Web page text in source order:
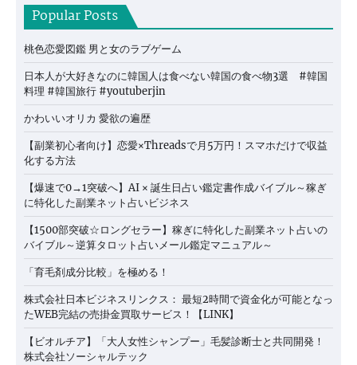
Popular Posts
桃色恋愛図鑑 男と女のラブゲーム
日本人が大好きなのに韓国人は食べない韓国の食べ物3選 #韓国
料理 #韓国旅行 #youtuberjin
かわいいオリカ 愛欲の遍歴
【副業初心者向け】恋愛×Threadsで月5万円！スマホだけで収益
化する方法
【爆速で0→1突破へ】AI × 誕生日占い鑑定書作成バイブル～稼ぎ
に特化した副業ネット占いビジネス
【1500部突破☆ロングセラー】稼ぎに特化した副業ネット占いの
バイブル～逆算タロット占いメール鑑定マニュアル～
「育毛剤成分比較」を極める！
株式会社日本ビジネスリンクス： 最短2時間で資金化が可能となっ
たWEB完結の売掛金買取サービス！【LINK】
【ビオルチア】「大人女性シャンプー」毛髪診断士と共同開発！
株式会社ソーシャルテック